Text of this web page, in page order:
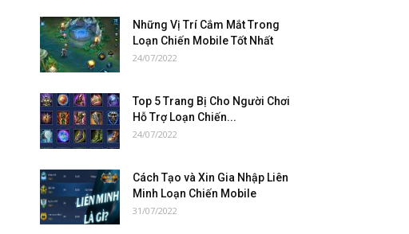
Những Vị Trí Cắm Mắt Trong
Loạn Chiến Mobile Tốt Nhất
24/07/2022
Top 5 Trang Bị Cho Người Chơi
Hỗ Trợ Loạn Chiến...
24/07/2022
Cách Tạo và Xin Gia Nhập Liên
Minh Loạn Chiến Mobile
31/07/2022